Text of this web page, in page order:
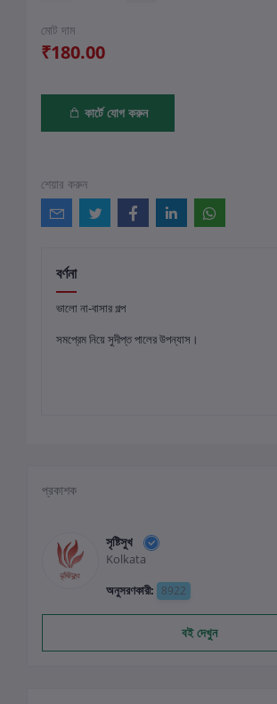
মোট দাম
₹180.00
কার্টে যোগ করুন
শেয়ার করুন
বর্ণনা
ভালো না-বাসার গল্প
সমপ্রেম নিয়ে সুদীপ্ত পালের উপন্যাস।
প্রকাশক
সৃষ্টিসুখ
Kolkata
অনুসরণকারী: 8922
বই দেখুন